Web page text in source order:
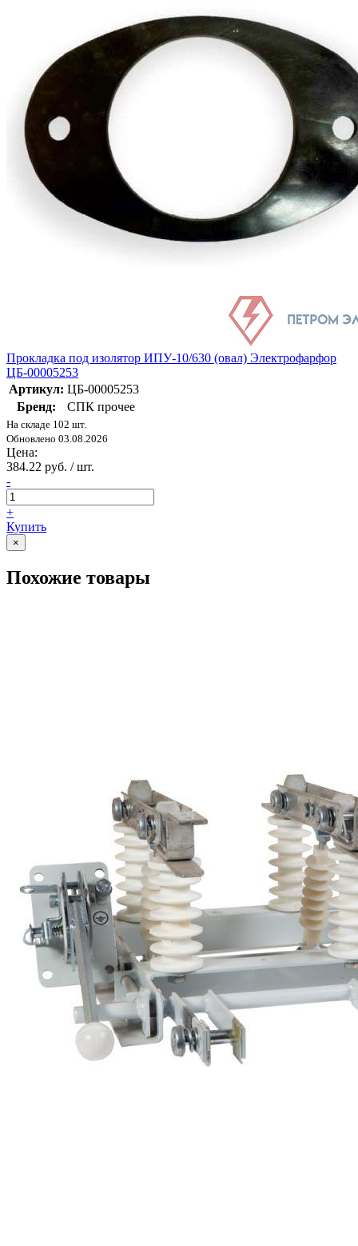
Прокладка под изолятор ИПУ-10/630 (овал) Электрофарфор
ЦБ-00005253
Артикул: ЦБ-00005253
Бренд:
СПК прочее
На складе 102 шт.
Обновлено 03.08.2026
Цена:
384.22 руб. / шт.
-
+
Купить
×
Похожие товары